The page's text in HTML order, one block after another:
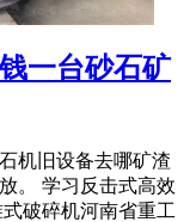
一台砂石矿
机旧设备去哪矿渣
。 学习反击式高效
破碎机河南省重工